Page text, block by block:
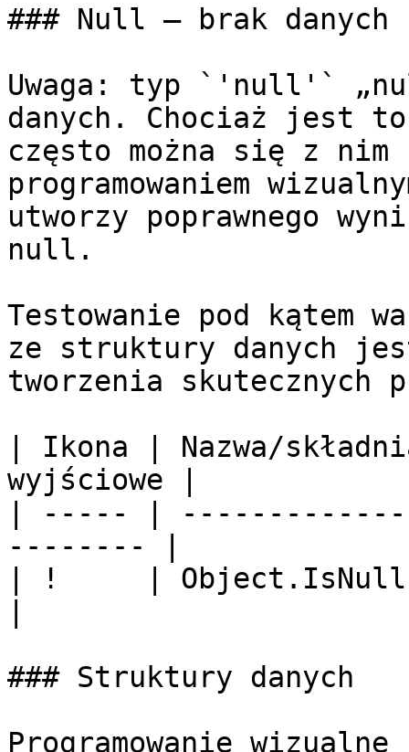
### Null — brak danych
Uwaga: typ `'null'`
danych. Chociaż jest
często można się z nim
programowaniem
utworzy poprawnego
null.
Testowanie pod kątem
ze struktury danych
tworzenia skutecznych
| Ikona | Nazwa/
wyjściowe |
| ----- |
-------- |
| !     |
### Struktury danych
Programowanie